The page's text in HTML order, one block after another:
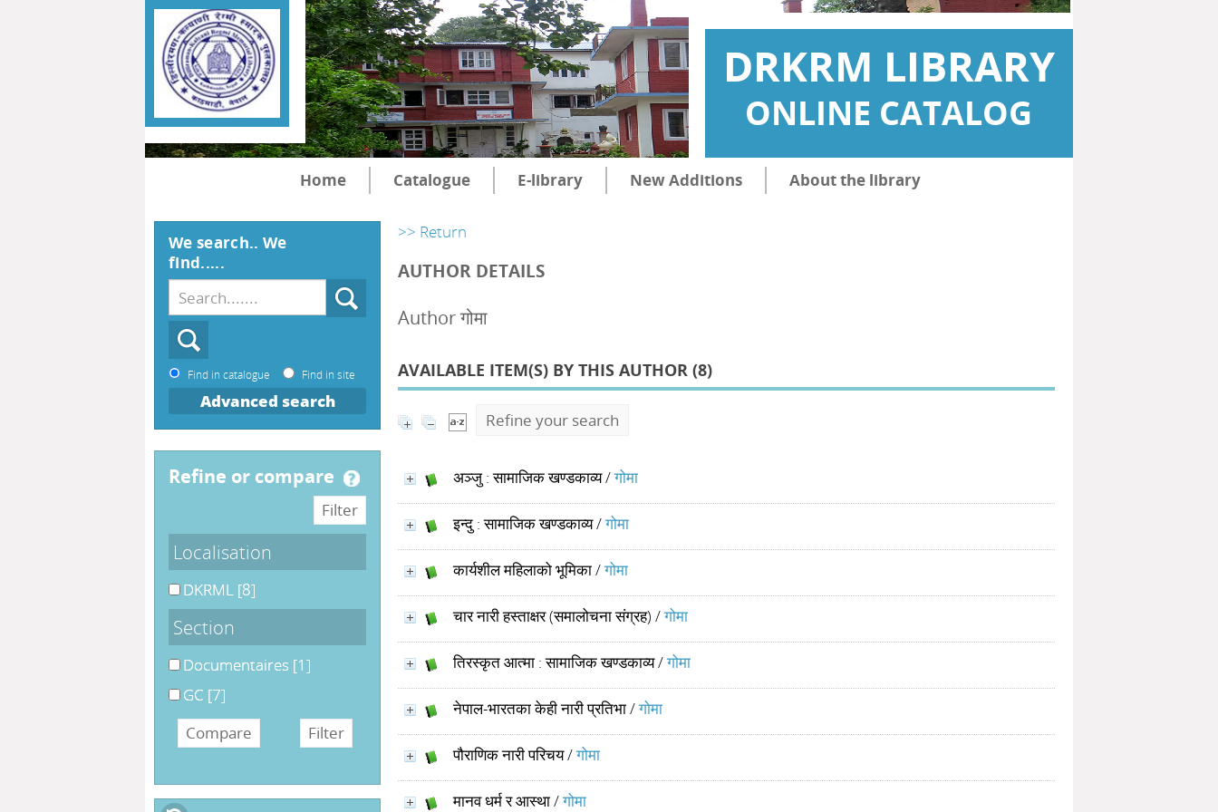
DRKRM LIBRARY
ONLINE CATALOG
Home Catalogue E-library New Additions About the library
>> Return
AUTHOR DETAILS
Author गोमा
AVAILABLE ITEM(S) BY THIS AUTHOR (8)
Refine your search
अञ्जु : सामाजिक खण्डकाव्य/गोमा
इन्दु : सामाजिक खण्डकाव्य/गोमा
कार्यशील महिलाको भूमिका/गोमा
चार नारी हस्ताक्षर (समालोचना संग्रह) /गोमा
तिरस्कृत आत्मा : सामाजिक खण्डकाव्य/गोमा
नेपाल-भारतका केही नारी प्रतिभा/गोमा
पौराणिक नारी परिचय/गोमा
मानव धर्म र आस्था/गोमा
We search.. We
find.....
Find in catalogue Find in site
Advanced search
refine or compare
Localisation
DKRML [8]
Section
Documentaires [1]
GC [7]